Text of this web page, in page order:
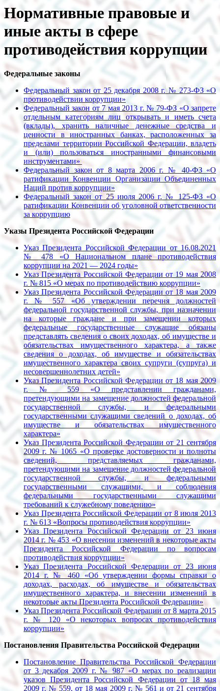
Нормативные правовые и
иные акты в сфере
противодействия коррупции
Федеральные законы
Федеральный закон от 25 декабря 2008 г. № 273-ФЗ «О
противодействии коррупции»
Федеральный закон от 7 мая 2013 г. № 79-ФЗ «О запрете
отдельным категориям лиц открывать и иметь счета
(вклады), хранить наличные денежные средства и
ценности в иностранных банках, расположенных за
пределами территории Российской Федерации, владеть
и (или) пользоваться иностранными финансовыми
инструментами»
Федеральный закон от 8 марта 2006 г. № 40-ФЗ «О
ратификации Конвенции Организации Объединенных
Наций против коррупции»
Федеральный закон от 25 июля 2006 г. № 125-ФЗ «О
ратификации Конвенции об уголовной ответственности
за коррупцию
Указы Президента Российской Федерации
Указ Президента Российской Федерации от 16.08.2021
№ 478 «О Национальном плане противодействия
коррупции на 2021 — 2024 годы»
Указ Президента Российской Федерации от 19 мая 2008
г. № 815 «О мерах по противодействию коррупции»
Указ Президента Российской Федерации от 18 мая 2009
г. № 557 «Об утверждении перечня должностей
федеральной государственной службы, при назначении
на которые граждане и при замещении которых
федеральные государственные служащие обязаны
представлять сведения о своих доходах, об имуществе и
обязательствах имущественного характера, а также
сведения о доходах, об имуществе и обязательствах
имущественного характера своих супруги (супруга) и
несовершеннолетних детей»
Указ Президента Российской Федерации от 18 мая 2009
г. № 559 «О представлении гражданами,
претендующими на замещение должностей федеральной
государственной службы, и федеральными
государственными служащими сведений о доходах, об
имуществе и обязательствах имущественного
характера»
Указ Президента Российской Федерации от 21 сентября
2009 г. № 1065 «О проверке достоверности и полноты
сведений, представляемых гражданами,
претендующими на замещение должностей федеральной
государственной службы, и федеральными
государственными служащими, и соблюдения
федеральными государственными служащими
требований к служебному поведению»
Указ Президента Российской Федерации от 8 июля 2013
г. № 613 «Вопросы противодействия коррупции»
Указ Президента Российской Федерации от 23 июня
2014 г. № 453 «О внесении изменений в некоторые акты
Президента Российской Федерации по вопросам
противодействия коррупции»
Указ Президента Российской Федерации от 23 июня
2014 г. № 460 «Об утверждении формы справки о
доходах, расходах, об имуществе и обязательствах
имущественного характера, и внесении изменений в
некоторые акты Президента Российской Федерации»
Указ Президента Российской Федерации от 8 марта 2015
г. № 120 «О некоторых вопросах противодействия
коррупции»
Постановления Правительства Российской Федерации
Постановление Правительства Российской Федерации
от 3 декабря 2009 г. № 987 «О мерах по реализации
указов Президента Российской Федерации от 18 мая
2009 г. № 559, от 18 мая 2009 г. № 561 и от 21 сентября